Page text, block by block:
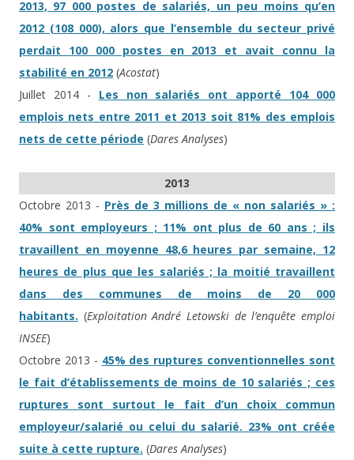
2013, 97 000 postes de salariés, un peu moins qu’en
2012 (108 000), alors que l’ensemble du secteur privé
perdait 100 000 postes en 2013 et avait connu la
stabilité en 2012 (Acostat)
Juillet 2014 - Les non salariés ont apporté 104 000
emplois nets entre 2011 et 2013 soit 81% des emplois
nets de cette période (Dares Analyses)
2013
Octobre 2013 - Près de 3 millions de « non salariés » :
40% sont employeurs ; 11% ont plus de 60 ans ; ils
travaillent en moyenne 48,6 heures par semaine, 12
heures de plus que les salariés ; la moitié travaillent
dans des communes de moins de 20 000
habitants. (Exploitation André Letowski de l’enquête emploi
INSEE)
Octobre 2013 - 45% des ruptures conventionnelles sont
le fait d’établissements de moins de 10 salariés ; ces
ruptures sont surtout le fait d’un choix commun
employeur/salarié ou celui du salarié. 23% ont créée
suite à cette rupture. (Dares Analyses)